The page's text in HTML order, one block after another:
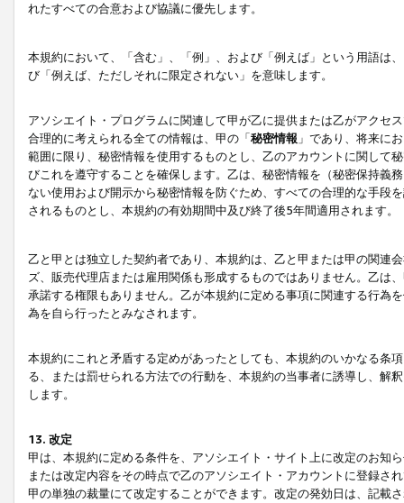
れたすべての合意および協議に優先します。
本規約において、「含む」、「例」、および「例えば」という用語は
び「例えば、ただしそれに限定されない」を意味します。
アソシエイト・プログラムに関連して甲が乙に提供または乙がアクセ
合理的に考えられる全ての情報は、甲の「秘密情報 」であり、将来に
範囲に限り、秘密情報を使用するものとし、乙のアカウントに関して
びこれを遵守することを確保します。乙は、秘密情報を（秘密保持義
ない使用および開示から秘密情報を防ぐため、すべての合理的な手段
されるものとし、本規約の有効期間中及び終了後5年間適用されます。
乙と甲とは独立した契約者であり、本規約は、乙と甲または甲の関連
ズ、販売代理店または雇用関係も形成するものではありません。乙は
承諾する権限もありません。乙が本規約に定める事項に関連する行為
為を自ら行ったとみなされます。
本規約にこれと矛盾する定めがあったとしても、本規約のいかなる条
る、または罰せられる方法での行動を、本規約の当事者に誘導し、解
します。
13. 改定
甲は、本規約に定める条件を、アソシエイト・サイト上に改定のお知
または改定内容をその時点で乙のアソシエイト・アカウントに登録さ
甲の単独の裁量にて改定することができます。改定の発効日は、記載